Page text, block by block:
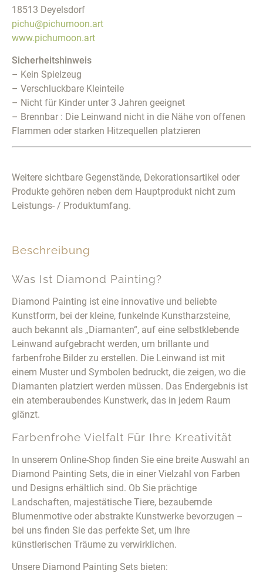
Beschreibung
Was Ist Diamond Painting?
Diamond Painting ist eine innovative und beliebte
Kunstform, bei der kleine, funkelnde Kunstharzsteine,
auch bekannt als „Diamanten“, auf eine selbstklebende
Leinwand aufgebracht werden, um brillante und
farbenfrohe Bilder zu erstellen. Die Leinwand ist mit
einem Muster und Symbolen bedruckt, die zeigen, wo die
Diamanten platziert werden müssen. Das Endergebnis ist
ein atemberaubendes Kunstwerk, das in jedem Raum
glänzt.
Farbenfrohe Vielfalt Für Ihre Kreativität
In unserem Online-Shop finden Sie eine breite Auswahl an
Diamond Painting Sets, die in einer Vielzahl von Farben
und Designs erhältlich sind. Ob Sie prächtige
Landschaften, majestätische Tiere, bezaubernde
Blumenmotive oder abstrakte Kunstwerke bevorzugen –
bei uns finden Sie das perfekte Set, um Ihre
künstlerischen Träume zu verwirklichen.
Unsere Diamond Painting Sets bieten:
18513 Deyelsdorf
pichu@pichumoon.art
www.pichumoon.art
Sicherheitshinweis
– Kein Spielzeug
– Verschluckbare Kleinteile
– Nicht für Kinder unter 3 Jahren geeignet
– Brennbar : Die Leinwand nicht in die Nähe von offenen
Flammen oder starken Hitzequellen platzieren
Weitere sichtbare Gegenstände, Dekorationsartikel oder
Produkte gehören neben dem Hauptprodukt nicht zum
Leistungs- / Produktumfang.